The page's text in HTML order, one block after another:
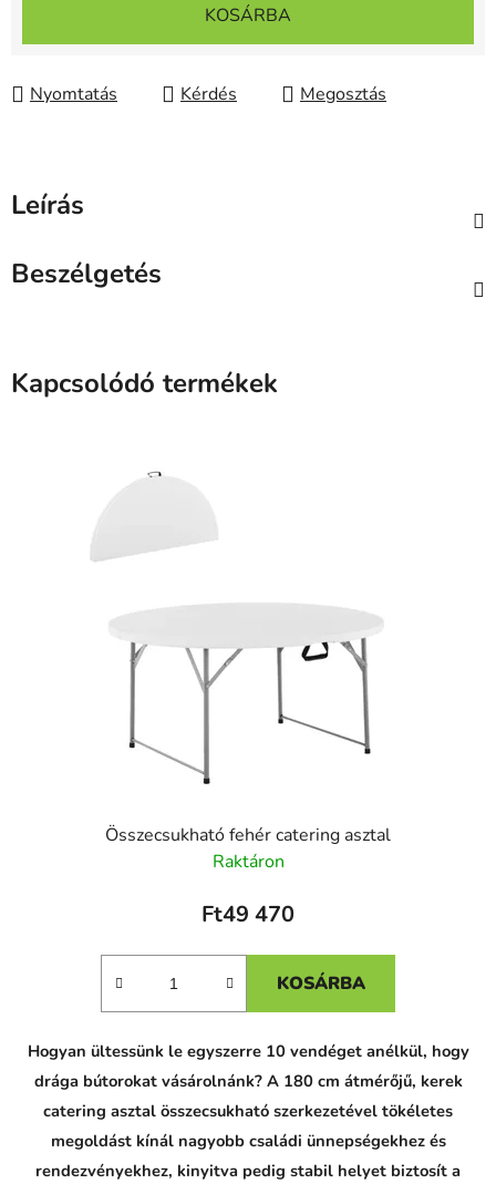
KOSÁRBA
Nyomtatás Kérdés Megosztás
Leírás
Beszélgetés
Kapcsolódó termékek
Összecsukható fehér catering asztal
Raktáron
Ft49 470
KOSÁRBA
Hogyan ültessünk le egyszerre 10 vendéget anélkül, hogy
drága bútorokat vásárolnánk? A 180 cm átmérőjű, kerek
catering asztal összecsukható szerkezetével tökéletes
megoldást kínál nagyobb családi ünnepségekhez és
rendezvényekhez, kinyitva pedig stabil helyet biztosít a